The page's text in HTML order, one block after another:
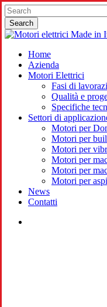
Skip
to
main
content
Search
Close
search
Menu
Home
Azienda
Motori Elettrici
Fasi di
Qualità e
Specifiche
Settori di
Motori per
Motori per
Motori per
Motori per
Motori per
Motori per
News
Contatti